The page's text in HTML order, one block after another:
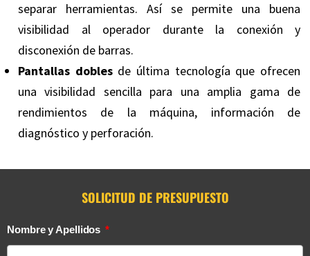
separar herramientas. Así se permite una buena
visibilidad al operador durante la conexión y
disconexión de barras.
Pantallas doblesde última tecnología que ofrecen
una visibilidad sencilla para una amplia gama de
rendimientos de la máquina, información de
diagnóstico y perforación.
SOLICITUD DE PRESUPUESTO
Nombre y Apellidos